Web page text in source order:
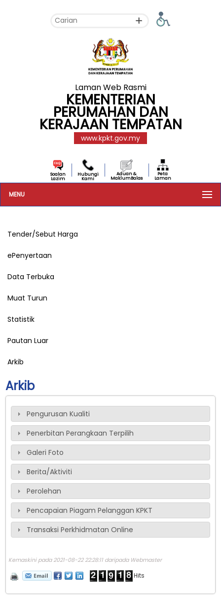
Laman Web Rasmi
KEMENTERIAN
PERUMAHAN DAN
KERAJAAN TEMPATAN
www.kpkt.gov.my
Soalan
Lazim
Hubungi
Kami
Aduan &
MaklumBalas
Peta
Laman
MENU
Tender/Sebut Harga
ePenyertaan
Data Terbuka
Muat Turun
Statistik
Pautan Luar
Arkib
Arkib
Pengurusan Kualiti
Penerbitan Perangkaan Terpilih
Galeri Foto
Berita/Aktiviti
Perolehan
Pencapaian Piagam Pelanggan KPKT
Transaksi Perkhidmatan Online
Kemaskini pada 2021-08-22 22:28:11 daripada Webmaster
Hits